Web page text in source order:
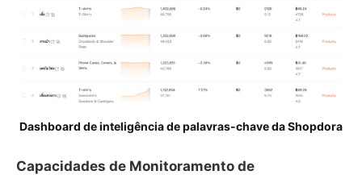
Dashboard de inteligência de palavras-chave da Shopdora
Capacidades de Monitoramento de